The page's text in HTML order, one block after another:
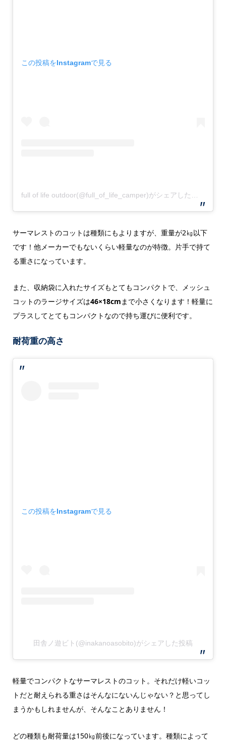
この投稿をInstagramで見る
サーマレストのコットは種類にもよりますが、重量が2㎏以下
です！他メーカーでもないくらい軽量なのが特徴。片手で持て
る重さになっています。
また、収納袋に入れたサイズもとてもコンパクトで、メッシュ
コットのラージサイズは46×18cmまで小さくなります！軽量に
プラスしてとてもコンパクトなので持ち運びに便利です。
耐荷重の高さ
この投稿をInstagramで見る
田舎ノ遊ビト(@inakanoasobito)がシェアした投稿
軽量でコンパクトなサーマレストのコット。それだけ軽いコッ
トだと耐えられる重さはそんなにないんじゃない？と思ってし
まうかもしれませんが、そんなことありません！
どの種類も耐荷量は150㎏前後になっています。種類によって